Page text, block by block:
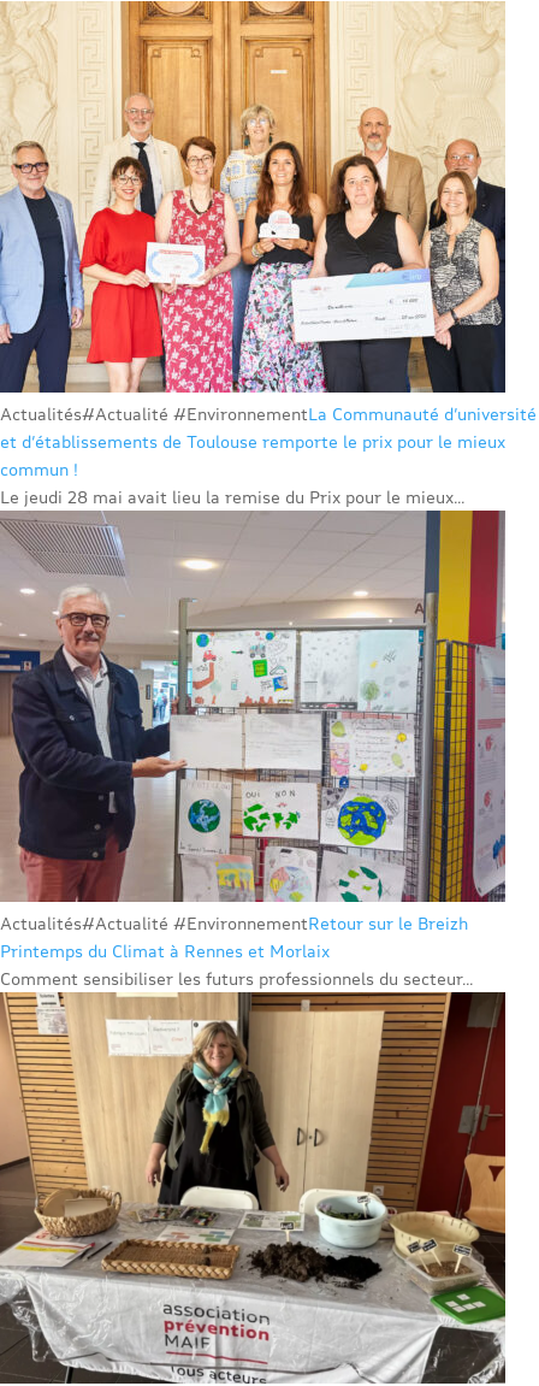
Actualités#Actualité #EnvironnementLa Communauté d’université
et d’établissements de Toulouse remporte le prix pour le mieux
commun !
Le jeudi 28 mai avait lieu la remise du Prix pour le mieux...
Actualités#Actualité #EnvironnementRetour sur le Breizh
Printemps du Climat à Rennes et Morlaix
Comment sensibiliser les futurs professionnels du secteur...